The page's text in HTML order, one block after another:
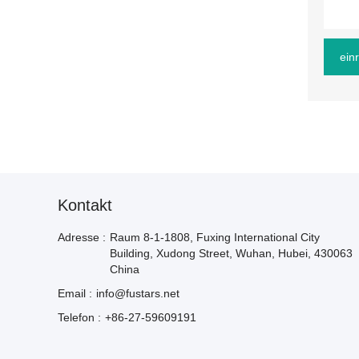
Kontakt
Adresse : Raum 8-1-1808, Fuxing International City
Building, Xudong Street, Wuhan, Hubei, 430063
China
Email : info@fustars.net
Telefon : +86-27-59609191